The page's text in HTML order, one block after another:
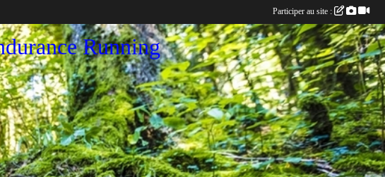
Running
Participer au site :